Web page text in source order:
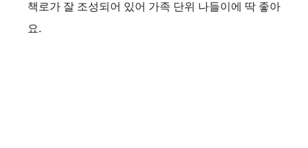
책로가 잘 조성되어 있어 가족 단위 나들이에 딱 좋아
요.